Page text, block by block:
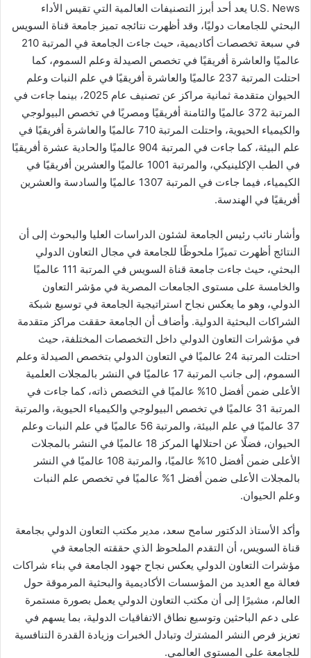
U.S. News يعد أحد أبرز التصنيفات العالمية التي تقيس الأداء
البحثي للجامعات دوليًا، وقد أظهرت نتائجه تميز جامعة قناة السويس
في سبعة تخصصات أكاديمية، حيث جاءت الجامعة في المرتبة 210
عالميًا والعاشرة أفريقيًا في تخصص الصيدلة وعلم السموم، كما
احتلت المرتبة 237 عالميًا والعاشرة أفريقيًا في علم النبات وعلم
الحيوان متقدمة ثمانية مراكز عن تصنيف عام 2025، بينما جاءت في
المرتبة 372 عالميًا والثامنة أفريقيًا ومصريًا في تخصص البيولوجي
والكيمياء الحيوية، واحتلت المرتبة 710 عالميًا والعاشرة أفريقيًا في
علم البيئة، كما جاءت في المرتبة 904 عالميًا والحادية عشرة أفريقيًا
في الطب الإكلينيكي، والمرتبة 1001 عالميًا والعشرين أفريقيًا في
الكيمياء، فيما جاءت في المرتبة 1307 عالميًا والسادسة والعشرين
أفريقيًا في الهندسة.
وأشار نائب رئيس الجامعة لشئون الدراسات العليا والبحوث إلى أن
النتائج أظهرت تميزًا ملحوظًا للجامعة في مجال التعاون الدولي
البحثي، حيث جاءت جامعة قناة السويس في المرتبة 111 عالميًا
والخامسة على مستوى الجامعات المصرية في مؤشر التعاون
الدولي، وهو ما يعكس نجاح استراتيجية الجامعة في توسيع شبكة
الشراكات البحثية الدولية. وأضاف أن الجامعة حققت مراكز متقدمة
في مؤشرات التعاون الدولي داخل التخصصات المختلفة، حيث
احتلت المرتبة 24 عالميًا في التعاون الدولي بتخصص الصيدلة وعلم
السموم، إلى جانب المرتبة 17 عالميًا في النشر بالمجلات العلمية
الأعلى ضمن أفضل 10% عالميًا في التخصص ذاته، كما جاءت في
المرتبة 31 عالميًا في تخصص البيولوجي والكيمياء الحيوية، والمرتبة
37 عالميًا في علم البيئة، والمرتبة 56 عالميًا في علم النبات وعلم
الحيوان، فضلًا عن احتلالها المركز 18 عالميًا في النشر بالمجلات
الأعلى ضمن أفضل 10% عالميًا، والمرتبة 108 عالميًا في النشر
بالمجلات الأعلى ضمن أفضل 1% عالميًا في تخصص علم النبات
وعلم الحيوان.
وأكد الأستاذ الدكتور سامح سعد، مدير مكتب التعاون الدولي بجامعة
قناة السويس، أن التقدم الملحوظ الذي حققته الجامعة في
مؤشرات التعاون الدولي يعكس نجاح جهود الجامعة في بناء شراكات
فعالة مع العديد من المؤسسات الأكاديمية والبحثية المرموقة حول
العالم، مشيرًا إلى أن مكتب التعاون الدولي يعمل بصورة مستمرة
على دعم الباحثين وتوسيع نطاق الاتفاقيات الدولية، بما يسهم في
تعزيز فرص النشر المشترك وتبادل الخبرات وزيادة القدرة التنافسية
للجامعة على المستوى العالمي.